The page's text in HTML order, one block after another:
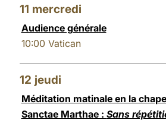
11 mercredi
Audience générale
10:00 Vatican
12 jeudi
Méditation matinale en la
Sanctae Marthae : Sans